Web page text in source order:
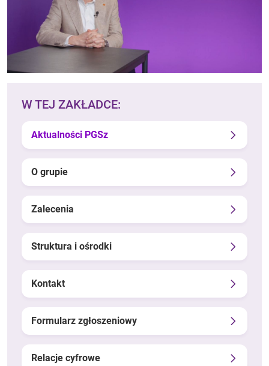
W TEJ ZAKŁADCE:
Aktualności PGSz
O grupie
Zalecenia
Struktura i ośrodki
Kontakt
Formularz zgłoszeniowy
Relacje cyfrowe